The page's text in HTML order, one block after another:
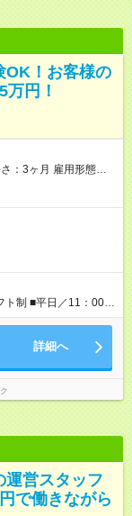
OK！お客様の
万円！
：3ヶ月 雇用形態、
ト制 ■平日／11：00～
詳細へ
運営スタッフ
で働きながら